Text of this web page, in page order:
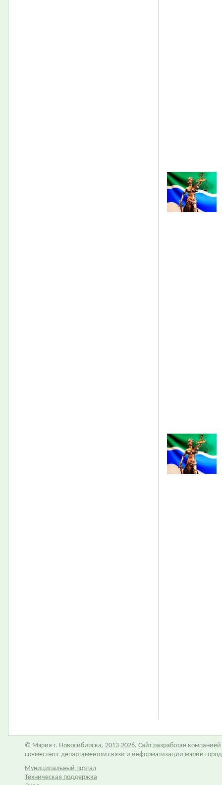
© Мэрия г. Новосибирска, 2013-2026. Сайт разработан компанией
совместно с департаментом связи и информатизации мэрии
Муниципальный портал
Техническая поддержка